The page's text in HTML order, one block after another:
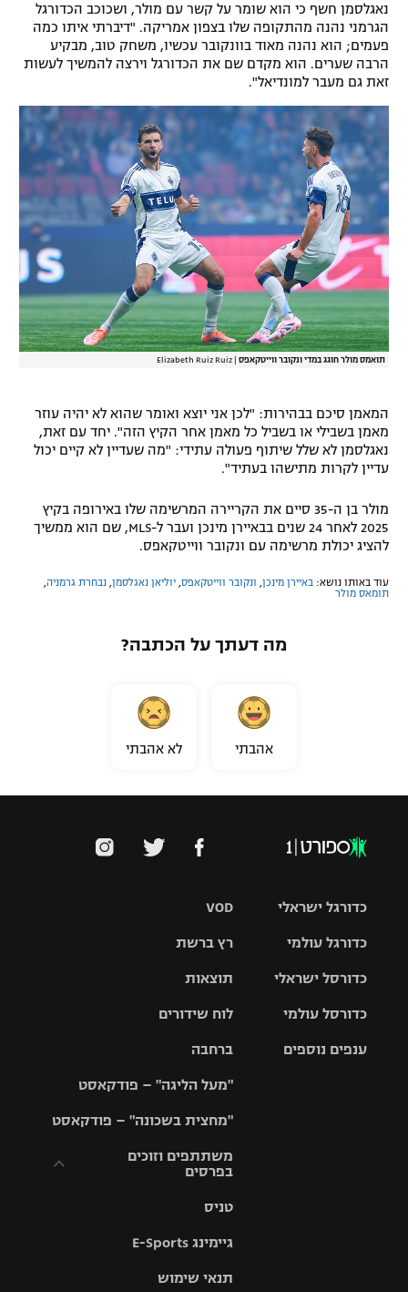
נאגלסמן חשף כי הוא שומר על קשר עם מולר, ושכוכב הכדורגל
הגרמני נהנה מהתקופה שלו בצפון אמריקה. "דיברתי איתו כמה
פעמים; הוא נהנה מאוד בוונקובר עכשיו, משחק טוב, מבקיע
הרבה שערים. הוא מקדם שם את הכדורגל וירצה להמשיך לעשות
זאת גם מעבר למונדיאל".
תואמס מולר חוגג במדי ונקובר ווייטקאפס Elizabeth Ruiz Ruiz
המאמן סיכם בבהירות: "לכן אני יוצא ואומר שהוא לא יהיה עוזר
מאמן בשבילי או בשביל כל מאמן אחר הקיץ הזה". יחד עם זאת,
נאגלסמן לא שלל שיתוף פעולה עתידי: "מה שעדיין לא קיים יכול
עדיין לקרות מתישהו בעתיד".
מולר בן ה-35 סיים את הקריירה המרשימה שלו באירופה בקיץ
2025 לאחר 24 שנים בבאיירן מינכן ועבר ל-MLS, שם הוא ממשיך
להציג יכולת מרשימה עם ונקובר ווייטקאפס.
עוד באותו נושא: באיירן מינכן, ונקובר ווייטקאפס, יוליאן נאגלסמן, נבחרת גרמניה,
תומאס מולר
מה דעתך על הכתבה?
אהבתי לא אהבתי
VOD
רץ ברשת
תוצאות
לוח שידורים
ברחבה
"מעל הליגה" – פודקאסט
"מחצית בשכונה" – פודקאסט
משתתפים וזוכים
בפרסים
וזוכים בפרסים
תקנון עבור פעילות
טניס
גיימינג E-Sports
תנאי שימוש
כדורגל ישראלי
גביע הטוטו
כדורגל עולמי
האלופות
ליגה
כדורסל ישראלי
סל
כדורסל עולמי
ענפים נוספים